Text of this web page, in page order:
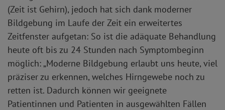
(Zeit ist Gehirn), jedoch hat sich dank moderner
Bildgebung im Laufe der Zeit ein erweitertes
Zeitfenster aufgetan: So ist die adäquate Behandlung
heute oft bis zu 24 Stunden nach Symptombeginn
möglich: „Moderne Bildgebung erlaubt uns heute, viel
präziser zu erkennen, welches Hirngewebe noch zu
retten ist. Dadurch können wir geeignete
Patientinnen und Patienten in ausgewählten Fällen